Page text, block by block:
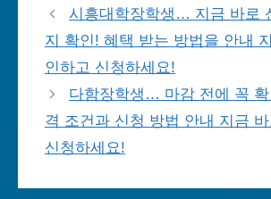
시흥대학장학생… 지금 바로
지 확인! 혜택 받는 방법을 안내
인하고 신청하세요!
다함장학생… 마감 전에 꼭
격 조건과 신청 방법 안내 지금
신청하세요!